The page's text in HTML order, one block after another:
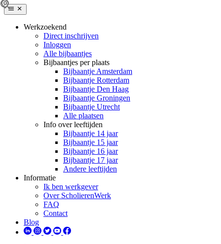
Werkzoekend
Direct inschrijven
Inloggen
Alle bijbaantjes
Bijbaantjes per plaats
Bijbaantje Amsterdam
Bijbaantje Rotterdam
Bijbaantje Den Haag
Bijbaantje Groningen
Bijbaantje Utrecht
Alle plaatsen
Info over leeftijden
Bijbaantje 14 jaar
Bijbaantje 15 jaar
Bijbaantje 16 jaar
Bijbaantje 17 jaar
Andere leeftijden
Informatie
Ik ben werkgever
Over ScholierenWerk
FAQ
Contact
Blog